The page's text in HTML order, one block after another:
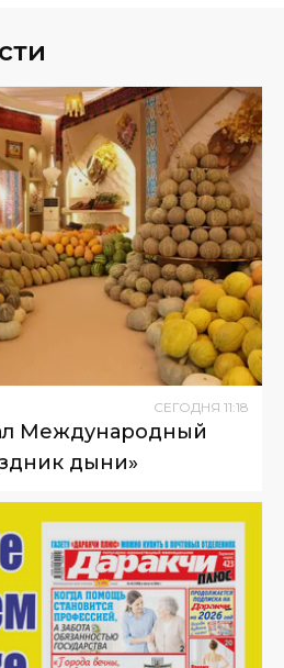
СЕГОДНЯ 11:18
Международный
дыни»